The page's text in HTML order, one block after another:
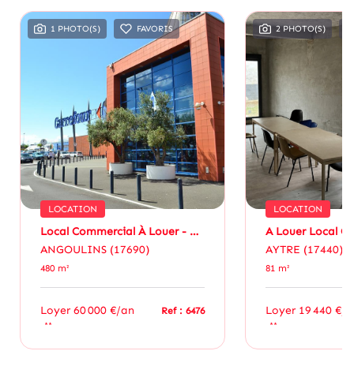
1 PHOTO(S) FAVORIS
LOCATION
Local Commercial À Louer - Angoulins / La Rochelle - Surface De 480 M² Environ
ANGOULINS (17690)
480 m²
Loyer 60 000 €/an
**
Ref : 6476
2 PHOTO(S)
LOCATION
AYTRE (17440)
81 m²
Loyer 19 440 €/
**